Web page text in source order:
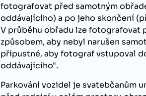
fotografovat před samotným
oddávajícího) a po jeho skončení
V průběhu obřadu lze fotografovat
způsobem, aby nebyl narušen
přípustné, aby fotograf vstupoval
oddávajícího".
Parkování vozidel je svatebčanům